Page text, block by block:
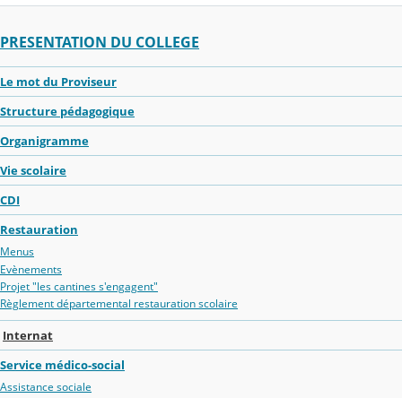
PRESENTATION DU COLLEGE
Le mot du Proviseur
Structure pédagogique
Organigramme
Vie scolaire
CDI
Restauration
Menus
Evènements
Projet "les cantines s'engagent"
Règlement départemental restauration scolaire
Internat
Service médico-social
Assistance sociale